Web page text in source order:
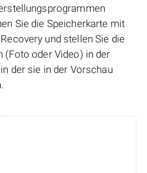
Sie die Speicherkarte mit
und stellen Sie die
(Foto oder Video) in der
der sie in der Vorschau